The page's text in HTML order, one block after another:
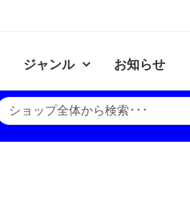
ジャンル お知らせ